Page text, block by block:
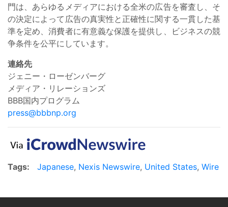
門は、あらゆるメディアにおける全米の広告を審査し、そ
の決定によって広告の真実性と正確性に関する一貫した基
準を定め、消費者に有意義な保護を提供し、ビジネスの競
争条件を公平にしています。
連絡先
ジェニー・ローゼンバーグ
メディア・リレーションズ
BBB国内プログラム
press@bbbnp.org
Tags: Japanese, Nexis Newswire, United States, Wire